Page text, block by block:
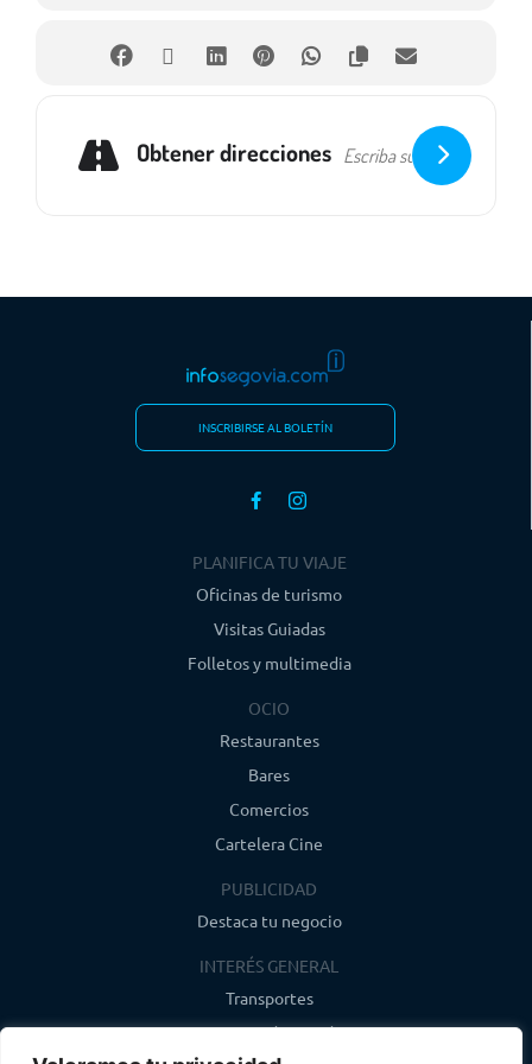
Obtener direcciones
INSCRIBIRSE AL BOLETÍN
PLANIFICA TU VIAJE
Oficinas de turismo
Visitas Guiadas
Folletos y multimedia
OCIO
Restaurantes
Bares
Comercios
Cartelera Cine
PUBLICIDAD
Destaca tu negocio
INTERÉS GENERAL
Transportes
Farmacias de guardia